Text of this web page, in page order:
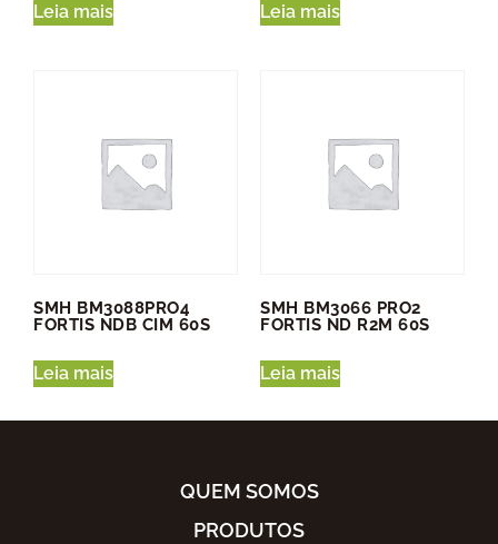
Leia mais Leia mais
SMH BM3088PRO4
FORTIS NDB CIM 60S
Leia mais
SMH BM3066 PRO2
FORTIS ND R2M 60S
Leia mais
QUEM SOMOS
PRODUTOS